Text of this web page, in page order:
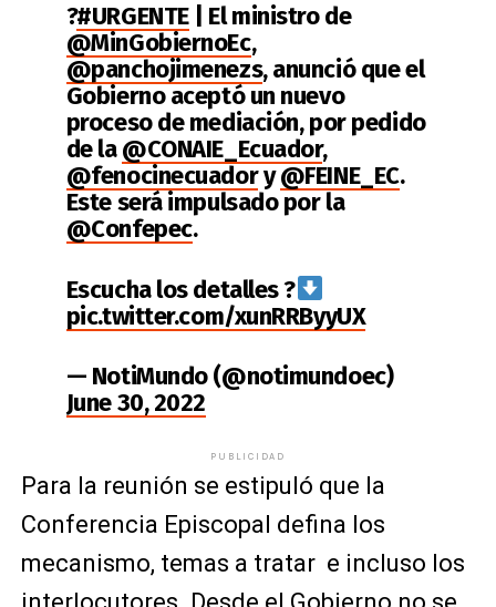
?#URGENTE| El ministro de
@MinGobiernoEc,
@panchojimenezs, anunció que el
Gobierno aceptó un nuevo
proceso de mediación, por pedido
de la@CONAIE_Ecuador,
@fenocinecuadory@FEINE_EC.
Este será impulsado por la
@Confepec.
Escucha los detalles ?
pic.twitter.com/xunRRByyUX
— NotiMundo (@notimundoec)
June 30, 2022
PUBLICIDAD
Para la reunión se estipuló que la
Conferencia Episcopal defina los
mecanismo, temas a tratar e incluso los